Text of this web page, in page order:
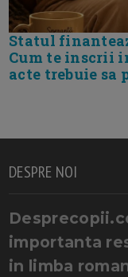
Statul
Cum te inscrii
acte trebuie sa
DESPRE NOI
importanta
in limba